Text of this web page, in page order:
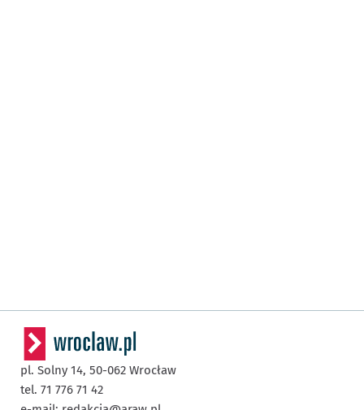
pl. Solny 14, 50-062 Wrocław
tel. 71 776 71 42